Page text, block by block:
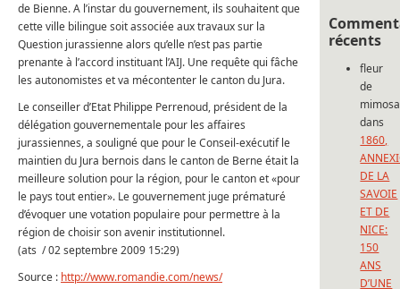
de Bienne. A l’instar du gouvernement, ils souhaitent que
cette ville bilingue soit associée aux travaux sur la
Question jurassienne alors qu’elle n’est pas partie
prenante à l’accord instituant l’AIJ. Une requête qui fâche
les autonomistes et va mécontenter le canton du Jura.
Le conseiller d’Etat Philippe Perrenoud, président de la
délégation gouvernementale pour les affaires
jurassiennes, a souligné que pour le Conseil-exécutif le
maintien du Jura bernois dans le canton de Berne était la
meilleure solution pour la région, pour le canton et «pour
le pays tout entier». Le gouvernement juge prématuré
d’évoquer une votation populaire pour permettre à la
région de choisir son avenir institutionnel.
(ats / 02 septembre 2009 15:29)
Source : http://www.romandie.com/news/
récents
fleur
de
mimosa
dans
1860,
DE LA
SAVOIE
ET DE
NICE:
150
ANS
D’UNE